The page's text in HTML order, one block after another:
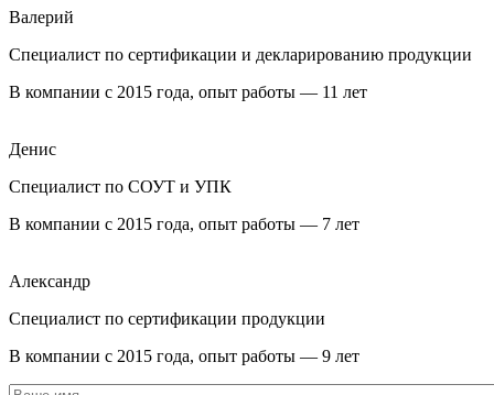
Валерий
Специалист по сертификации и декларированию продукции
В компании с 2015 года, опыт работы — 11 лет
Денис
Специалист по СОУТ и УПК
В компании с 2015 года, опыт работы — 7 лет
Александр
Специалист по сертификации продукции
В компании с 2015 года, опыт работы — 9 лет